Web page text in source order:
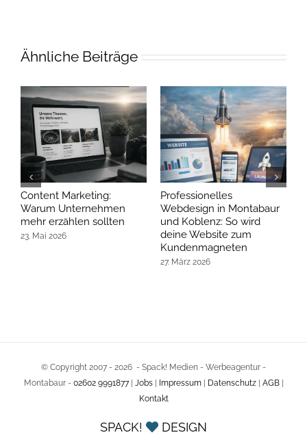
Ähnliche Beiträge
Content Marketing:
Warum Unternehmen
mehr erzählen sollten
23. Mai 2026
Professionelles
Webdesign in Montabaur
und Koblenz: So wird
deine Website zum
Kundenmagneten
27. März 2026
© Copyright 2007 - 2026 - Spack! Medien - Werbeagentur -
Montabaur - 02602 9991877| Jobs| Impressum| Datenschutz| AGB|
Kontakt
SPACK! DESIGN